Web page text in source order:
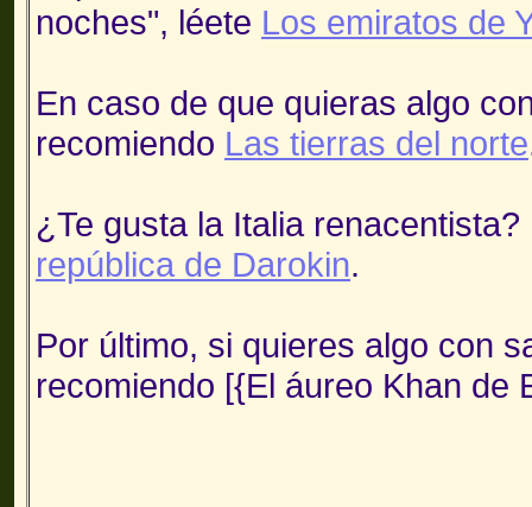
noches", léete Los emiratos de
En caso de que quieras algo
recomiendo Las tierras del norte
¿Te gusta la Italia
república de Darokin.
Por último, si quieres algo con
recomiendo [{El áureo Khan de